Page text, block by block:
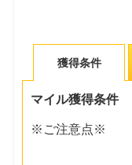
獲得条件
マイル獲得条件
※ご注意点※